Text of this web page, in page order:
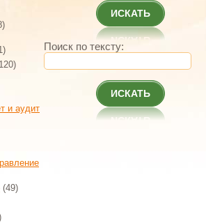
и аудит
(49)
ИСКАТЬ
Поиск по тексту:
ИСКАТЬ